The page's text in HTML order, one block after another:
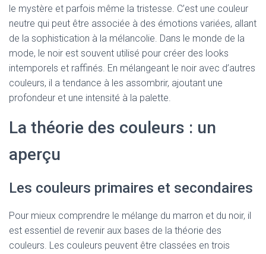
le mystère et parfois même la tristesse. C’est une couleur
neutre qui peut être associée à des émotions variées, allant
de la sophistication à la mélancolie. Dans le monde de la
mode, le noir est souvent utilisé pour créer des looks
intemporels et raffinés. En mélangeant le noir avec d’autres
couleurs, il a tendance à les assombrir, ajoutant une
profondeur et une intensité à la palette.
La théorie des couleurs : un
aperçu
Les couleurs primaires et secondaires
Pour mieux comprendre le mélange du marron et du noir, il
est essentiel de revenir aux bases de la théorie des
couleurs. Les couleurs peuvent être classées en trois